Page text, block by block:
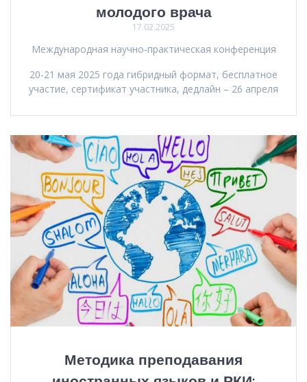
молодого врача
17.02.2025
Международная научно-практическая конференция
20-21 мая 2025 года гибридный формат, бесплатное
участие, сертификат участника, дедлайн – 26 апреля
Методика преподавания